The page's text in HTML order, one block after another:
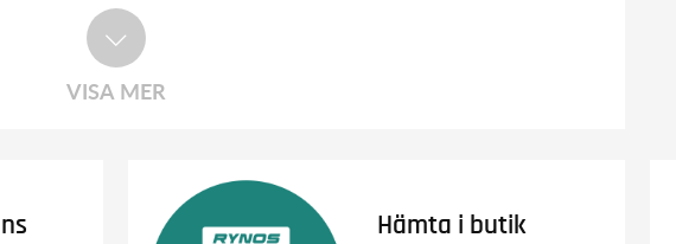
VISA MER
Hämta i butik